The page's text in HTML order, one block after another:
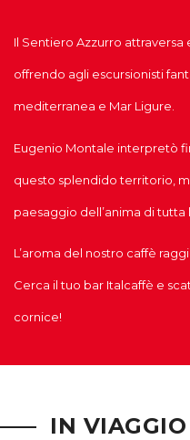
Il Sentiero Azzurro
offrendo agli escursionisti
mediterranea e Mar Ligure.
Eugenio Montale interpretò
questo splendido territorio,
paesaggio dell’anima di tutta
L’aroma del nostro caffè
Cerca il tuo bar Italcaffè e
cornice!
IN